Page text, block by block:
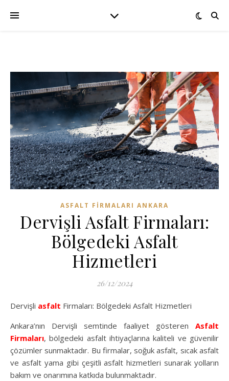
ASFALT FIRMALARI ANKARA
Dervişli Asfalt Firmaları:
Bölgedeki Asfalt
Hizmetleri
26/12/2024
Dervişli asfalt Firmaları: Bölgedeki Asfalt Hizmetleri
Ankara’nın Dervişli semtinde faaliyet gösteren Asfalt
Firmaları, bölgedeki asfalt ihtiyaçlarına kaliteli ve güvenilir
çözümler sunmaktadır. Bu firmalar, soğuk asfalt, sıcak asfalt
ve asfalt yama gibi çeşitli asfalt hizmetleri sunarak yolların
bakım ve onarımına katkıda bulunmaktadır.